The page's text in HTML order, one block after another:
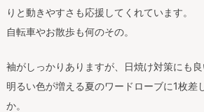
りと動きやすさも応援してくれています。
自転車やお散歩も何のその。
袖がしっかりありますが、日焼け対策にも良
明るい色が増える夏のワードローブに1枚差
か。